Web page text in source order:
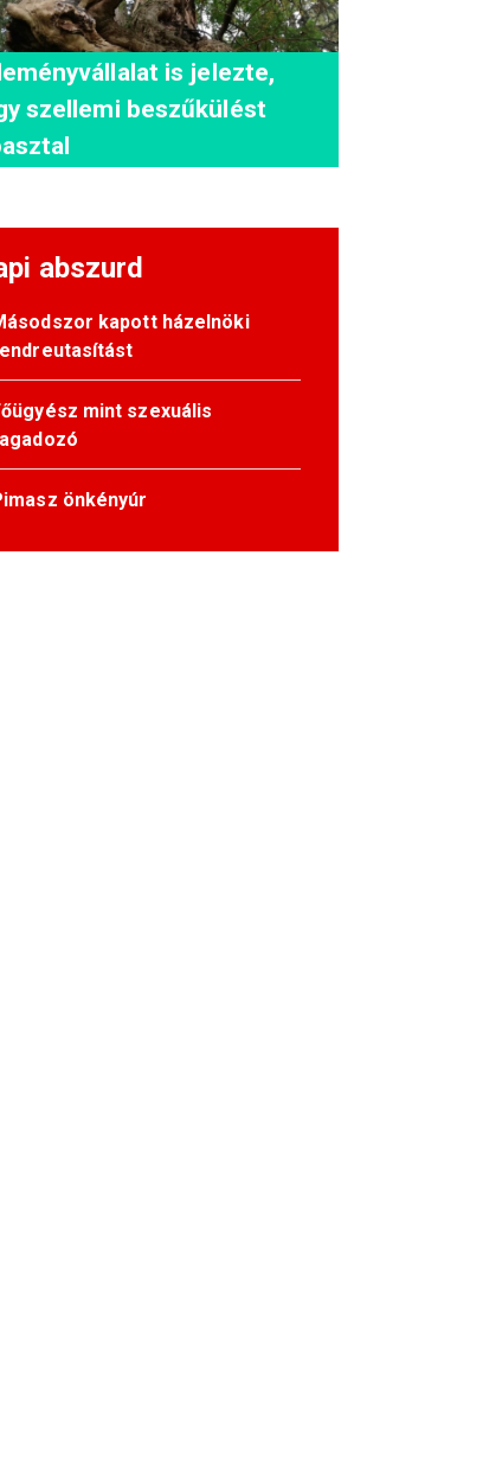
is jelezte,
szellemi beszűkülést
abszurd
kapott házelnöki
mint szexuális
önkényúr